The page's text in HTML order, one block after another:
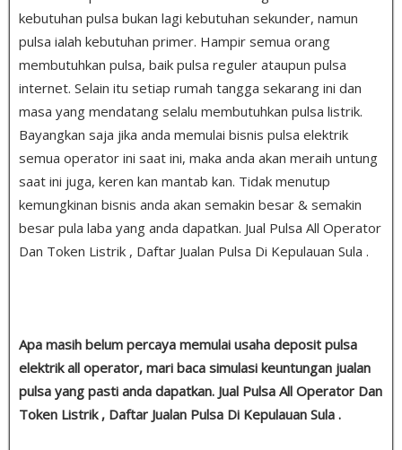
kebutuhan pulsa bukan lagi kebutuhan sekunder, namun
pulsa ialah kebutuhan primer. Hampir semua orang
membutuhkan pulsa, baik pulsa reguler ataupun pulsa
internet. Selain itu setiap rumah tangga sekarang ini dan
masa yang mendatang selalu membutuhkan pulsa listrik.
Bayangkan saja jika anda memulai bisnis pulsa elektrik
semua operator ini saat ini, maka anda akan meraih untung
saat ini juga, keren kan mantab kan. Tidak menutup
kemungkinan bisnis anda akan semakin besar & semakin
besar pula laba yang anda dapatkan. Jual Pulsa All Operator
Dan Token Listrik , Daftar Jualan Pulsa Di Kepulauan Sula .
Apa masih belum percaya memulai usaha deposit pulsa
elektrik all operator, mari baca simulasi keuntungan jualan
pulsa yang pasti anda dapatkan. Jual Pulsa All Operator Dan
Token Listrik , Daftar Jualan Pulsa Di Kepulauan Sula .